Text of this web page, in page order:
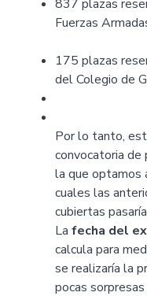
837 plazas
Fuerzas
175 plazas
del Colegio de
Por lo tanto,
convocatoria de
la que optamos
cuales las
cubiertas
La fecha del
calcula para
se realizaría la
pocas